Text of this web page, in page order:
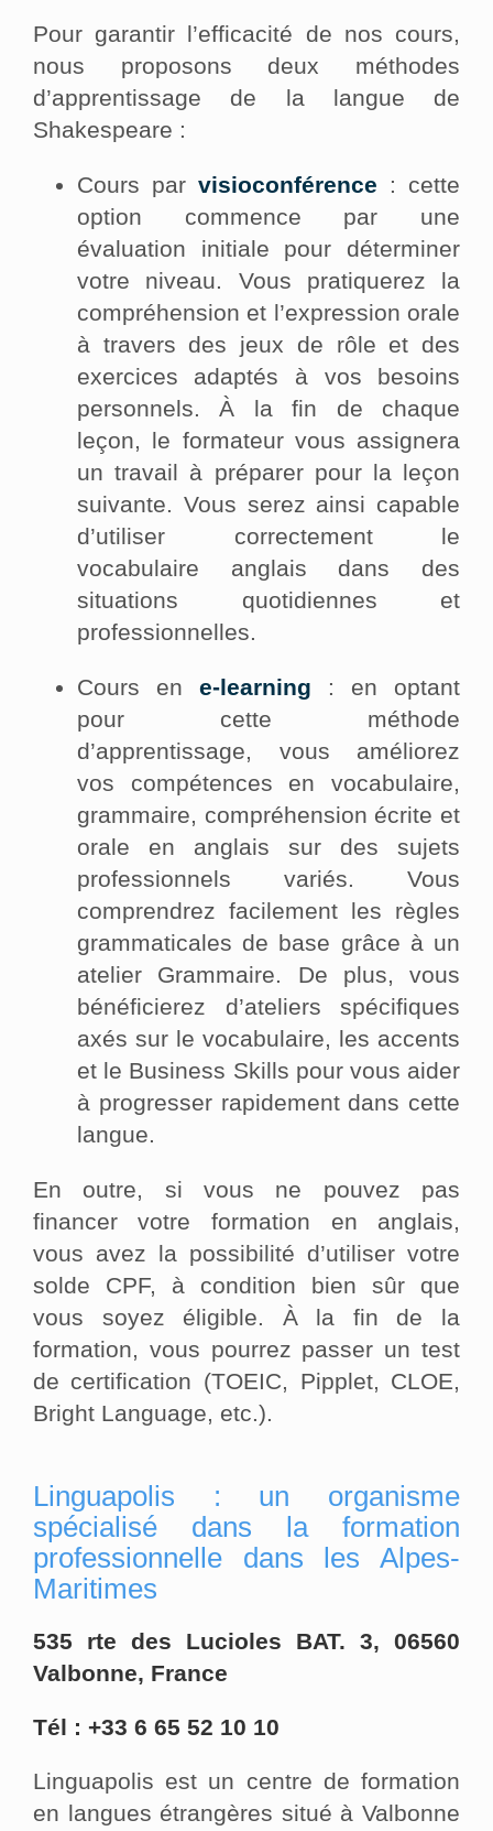
Pour garantir l’efficacité de nos cours,
nous proposons deux méthodes
d’apprentissage de la langue de
Shakespeare :
Cours par visioconférence : cette
option commence par une
évaluation initiale pour déterminer
votre niveau. Vous pratiquerez la
compréhension et l’expression orale
à travers des jeux de rôle et des
exercices adaptés à vos besoins
personnels. À la fin de chaque
leçon, le formateur vous assignera
un travail à préparer pour la leçon
suivante. Vous serez ainsi capable
d’utiliser correctement le
vocabulaire anglais dans des
situations quotidiennes et
professionnelles.
Cours en e-learning : en optant
pour cette méthode
d’apprentissage, vous améliorez
vos compétences en vocabulaire,
grammaire, compréhension écrite et
orale en anglais sur des sujets
professionnels variés. Vous
comprendrez facilement les règles
grammaticales de base grâce à un
atelier Grammaire. De plus, vous
bénéficierez d’ateliers spécifiques
axés sur le vocabulaire, les accents
et le Business Skills pour vous aider
à progresser rapidement dans cette
langue.
En outre, si vous ne pouvez pas
financer votre formation en anglais,
vous avez la possibilité d’utiliser votre
solde CPF, à condition bien sûr que
vous soyez éligible. À la fin de la
formation, vous pourrez passer un test
de certification (TOEIC, Pipplet, CLOE,
Bright Language, etc.).
Linguapolis : un organisme
spécialisé dans la formation
professionnelle dans les Alpes-
Maritimes
535 rte des Lucioles BAT. 3, 06560
Valbonne, France
Tél : +33 6 65 52 10 10
Linguapolis est un centre de formation
en langues étrangères situé à Valbonne